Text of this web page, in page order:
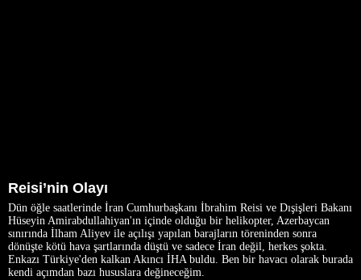
Reisi’nin Olayı
Dün öğle saatlerinde İran Cumhurbaşkanı İbrahim Reisi ve Dışişleri Bakanı
Hüseyin Amirabdullahiyan'ın içinde olduğu bir helikopter, Azerbaycan
sınırında İlham Aliyev ile açılışı yapılan barajların töreninden sonra
dönüşte kötü hava şartlarında düştü ve sadece İran değil, herkes şokta.
Enkazı Türkiye'den kalkan Akıncı İHA buldu. Ben bir havacı olarak burada
kendi açımdan bazı hususlara değineceğim.